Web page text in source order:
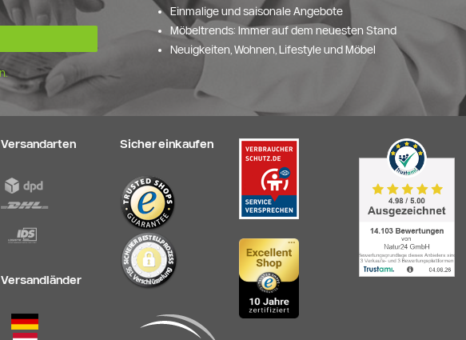
Einmalige und saisonale Angebote
Möbeltrends: Immer auf dem neuesten Stand
Neuigkeiten, Wohnen, Lifestyle und Möbel
Versandarten
Versandländer
Sicher einkaufen